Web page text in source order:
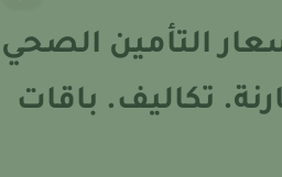
التأمين الصحي
تكاليف. باقات